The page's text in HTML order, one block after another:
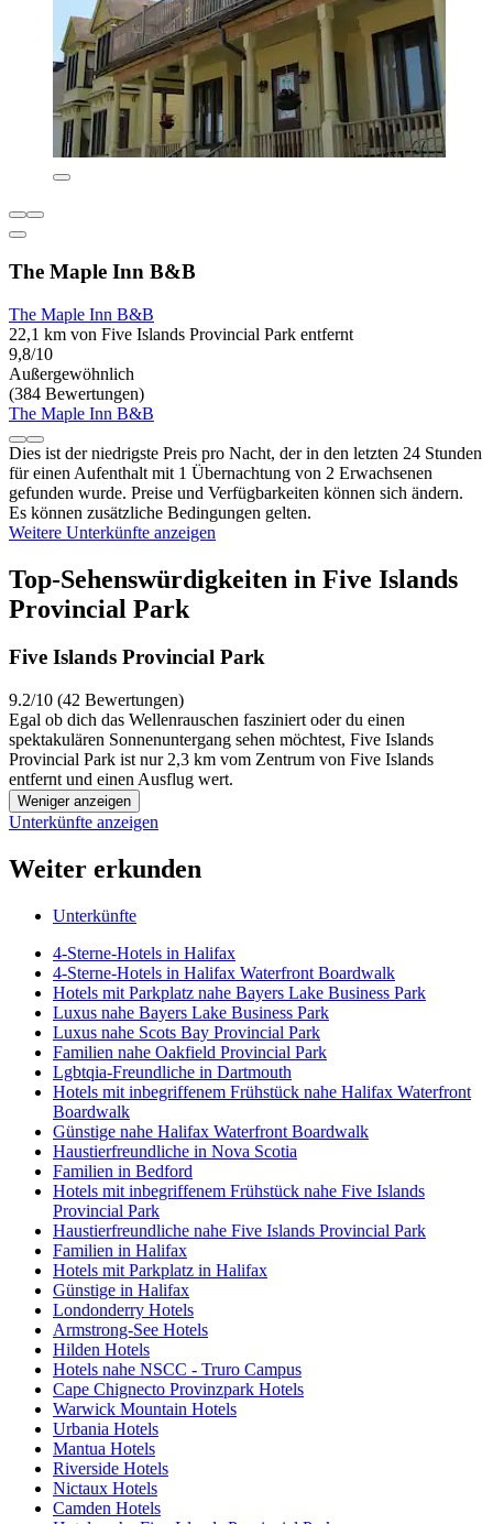
The Maple Inn B&B
The Maple Inn B&B
22,1 km von Five Islands Provincial Park entfernt
9,8/10
Außergewöhnlich
(384 Bewertungen)
The Maple Inn B&B
Dies ist der niedrigste Preis pro Nacht, der in den letzten 24 Stunden
für einen Aufenthalt mit 1 Übernachtung von 2 Erwachsenen
gefunden wurde. Preise und Verfügbarkeiten können sich ändern.
Es können zusätzliche Bedingungen gelten.
Weitere Unterkünfte anzeigen
Top-Sehenswürdigkeiten in Five Islands
Provincial Park
Five Islands Provincial Park
9.2/10 (42 Bewertungen)
Egal ob dich das Wellenrauschen fasziniert oder du einen
spektakulären Sonnenuntergang sehen möchtest, Five Islands
Provincial Park ist nur 2,3 km vom Zentrum von Five Islands
entfernt und einen Ausflug wert.
Weniger anzeigen
Unterkünfte anzeigen
Weiter erkunden
Unterkünfte
4-Sterne-Hotels in Halifax
4-Sterne-Hotels in Halifax Waterfront Boardwalk
Hotels mit Parkplatz nahe Bayers Lake Business Park
Luxus nahe Bayers Lake Business Park
Luxus nahe Scots Bay Provincial Park
Familien nahe Oakfield Provincial Park
Lgbtqia-Freundliche in Dartmouth
Hotels mit inbegriffenem Frühstück nahe Halifax Waterfront
Boardwalk
Günstige nahe Halifax Waterfront Boardwalk
Haustierfreundliche in Nova Scotia
Familien in Bedford
Hotels mit inbegriffenem Frühstück nahe Five Islands
Provincial Park
Haustierfreundliche nahe Five Islands Provincial Park
Familien in Halifax
Hotels mit Parkplatz in Halifax
Günstige in Halifax
Londonderry Hotels
Armstrong-See Hotels
Hilden Hotels
Hotels nahe NSCC - Truro Campus
Cape Chignecto Provinzpark Hotels
Warwick Mountain Hotels
Urbania Hotels
Mantua Hotels
Riverside Hotels
Nictaux Hotels
Camden Hotels